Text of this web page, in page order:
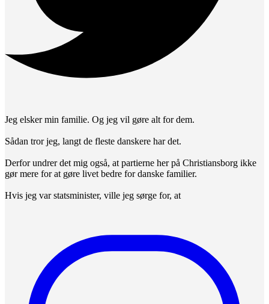
Jeg elsker min familie. Og jeg vil gøre alt for dem.
Sådan tror jeg, langt de fleste danskere har det.
Derfor undrer det mig også, at partierne her på Christiansborg ikke
gør mere for at gøre livet bedre for danske familier.
Hvis jeg var statsminister, ville jeg sørge for, at